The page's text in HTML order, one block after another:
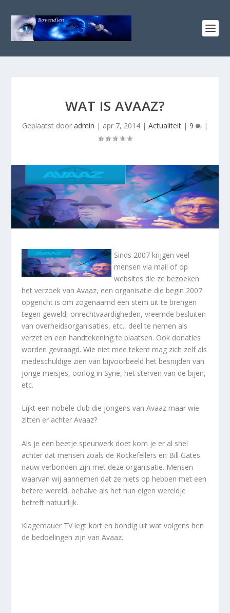
WAT IS AVAAZ?
Geplaatst door admin | apr 7, 2014 | Actualiteit | 9 |
Sinds 2007 krijgen veel
mensen via mail of op
websites die ze bezoeken
het verzoek van Avaaz, een organisatie die begin 2007
opgericht is om zogenaamd een stem uit te brengen
tegen geweld, onrechtvaardigheden, vreemde besluiten
van overheidsorganisaties, etc., deel te nemen als
verzet en een handtekening te plaatsen. Ook donaties
worden gevraagd. Wie niet mee tekent mag zich zelf als
medeschuldige zien van bijvoorbeeld het besnijden van
jonge meisjes, oorlog in Syrië, het sterven van de bijen,
etc.
Lijkt een nobele club die jongens van Avaaz maar wie
zitten er achter Avaaz?
Als je een beetje speurwerk doet kom je er al snel
achter dat mensen zoals de Rockefellers en Bill Gates
nauw verbonden zijn met deze organisatie. Mensen
waarvan wij aannemen dat ze niets op hebben met een
betere wereld, behalve als het hun eigen wereldje
betreft natuurlijk.
Klagemauer TV legt kort en bondig uit wat volgens hen
de bedoelingen zijn van Avaaz.